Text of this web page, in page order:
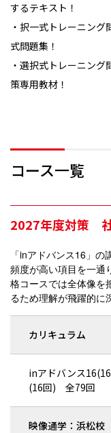
するテキスト！
・択一式トレーニン
式問題集！
・選択式トレーニン
策専用教材！
コース一覧
2027年度対策
「inアドバンス16」
頻度が高い項目を一通
格コースでは全体像を
るため理解が飛躍的に
カリキュラム
inアドバンス
(16回) 全79回
映像通学：浜松校